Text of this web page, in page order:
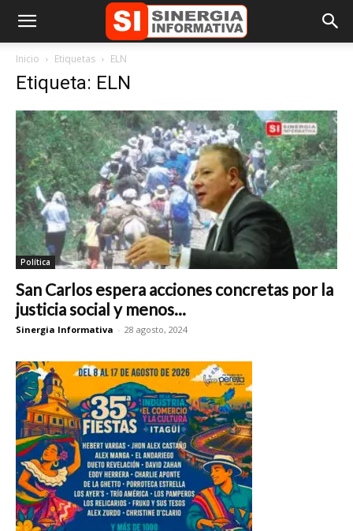
Inicio Etiquetas ELN
Etiqueta: ELN
Política
San Carlos espera acciones concretas por la
justicia social y menos...
Sinergia Informativa - 28 agosto, 2024